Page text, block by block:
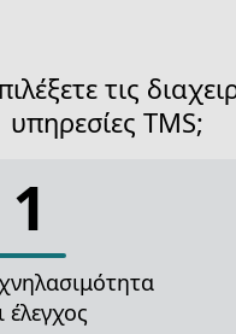
τις
υπηρεσίες TMS;
1
έλεγχος